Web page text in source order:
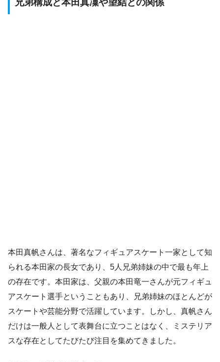
兄弟構成と本田真凜や望結との関係
本田真帆さんは、著名なフィギュアスケート一家として知
られる本田家の長女であり、5人兄弟姉妹の中で最も年上
の存在です。本田家は、父親の本田竜一さんが元フィギュ
アスケート選手ということもあり、兄弟姉妹のほとんどが
スケートや芸能分野で活躍しています。しかし、真帆さん
だけは一般人として表舞台に立つことはなく、ミステリア
スな存在としてたびたび注目を集めてきました。